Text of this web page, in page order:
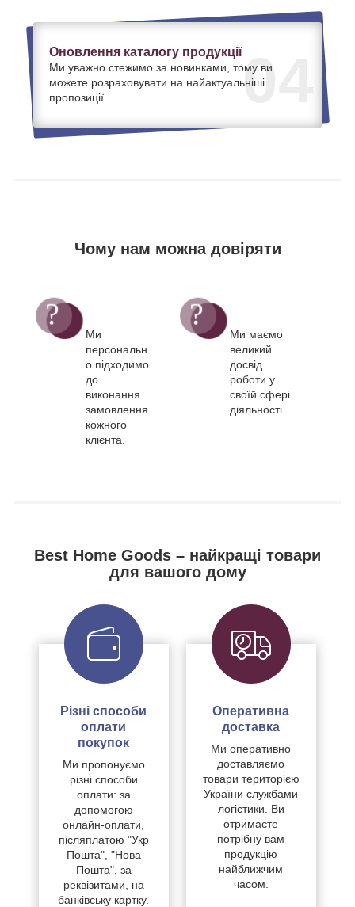
04
Оновлення каталогу продукції
Ми уважно стежимо за новинками, тому ви
можете розраховувати на найактуальніші
пропозиції.
Чому нам можна довіряти
Ми
персональн
о підходимо
до
виконання
замовлення
кожного
клієнта.
Ми маємо
великий
досвід
роботи у
своїй сфері
діяльності.
Best Home Goods – найкращі товари
для вашого дому
Різні способи
оплати
покупок
Ми пропонуємо
різні способи
оплати: за
допомогою
онлайн-оплати,
післяплатою "Укр
Пошта", "Нова
Пошта", за
реквізитами, на
банківську картку.
Оперативна
доставка
Ми оперативно
доставляємо
товари територією
України службами
логістики. Ви
отримаєте
потрібну вам
продукцію
найближчим
часом.